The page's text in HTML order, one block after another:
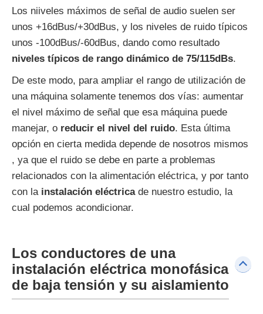
Los niiveles máximos de señal de audio suelen ser
unos +16dBus/+30dBus, y los niveles de ruido típicos
unos -100dBus/-60dBus, dando como resultado
niveles típicos de rango dinámico de 75/115dBs.
De este modo, para ampliar el rango de utilización de
una máquina solamente tenemos dos vías: aumentar
el nivel máximo de señal que esa máquina puede
manejar, o reducir el nivel del ruido. Esta última
opción en cierta medida depende de nosotros mismos
, ya que el ruido se debe en parte a problemas
relacionados con la alimentación eléctrica, y por tanto
con la instalación eléctrica de nuestro estudio, la
cual podemos acondicionar.
Los conductores de una
instalación eléctrica monofásica
de baja tensión y su aislamiento